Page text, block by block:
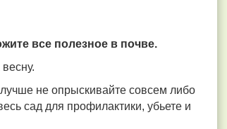
все полезное в почве.
не опрыскивайте совсем либо
сад для профилактики, убьете и